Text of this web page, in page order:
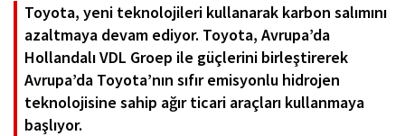
Toyota, yeni teknolojileri kullanarak karbon salımını
azaltmaya devam ediyor. Toyota, Avrupa’da
Hollandalı VDL Groep ile güçlerini birleştirerek
Avrupa’da Toyota’nın sıfır emisyonlu hidrojen
teknolojisine sahip ağır ticari araçları kullanmaya
başlıyor.